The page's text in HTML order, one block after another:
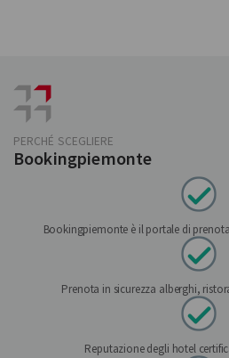
PERCHÉ SCEGLIERE
Bookingpiemonte
Bookingpiemonte è il portale di
Prenota in sicurezza alberghi,
Reputazione degli hotel